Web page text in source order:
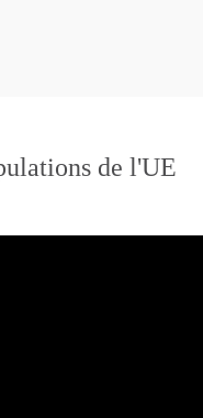
de l'UE